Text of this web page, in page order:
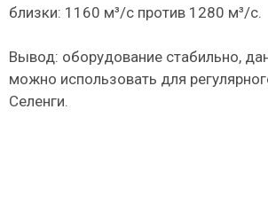
близки: 1160 м³/с против 1280 м³/с.
Вывод: оборудование стабильно,
можно использовать для
Селенги.